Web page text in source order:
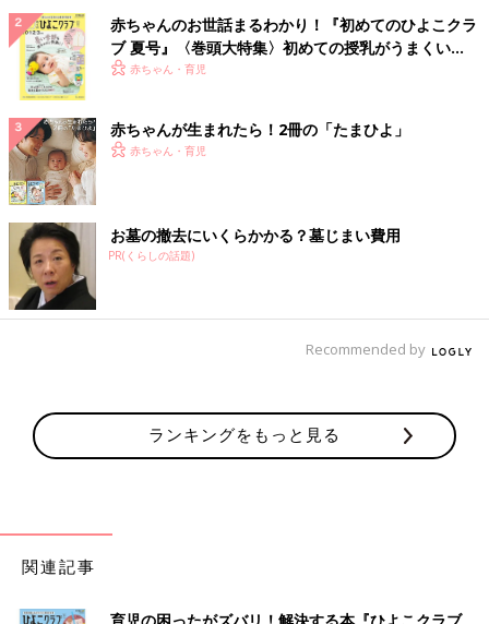
赤ちゃんのお世話まるわかり！『初めてのひよこクラ
ブ 夏号』〈巻頭大特集〉初めての授乳がうまくい
く！ おっぱい・ミルクの基本と夏のトラブル 解決テ
赤ちゃん・育児
赤ちゃんが生まれたら！2冊の「たまひよ」
赤ちゃん・育児
お墓の撤去にいくらかかる？墓じまい費用
PR(くらしの話題)
Recommended by
ランキングをもっと見る
関連記事